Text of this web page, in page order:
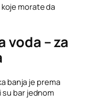
morate da
voda – za
banja je prema
su bar jednom